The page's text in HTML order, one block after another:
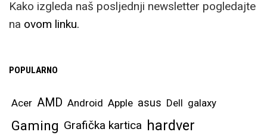
Kako izgleda naš posljednji newsletter pogledajte
na ovom linku.
POPULARNO
Acer AMD Android Apple asus Dell galaxy
Gaming Grafička kartica hardver